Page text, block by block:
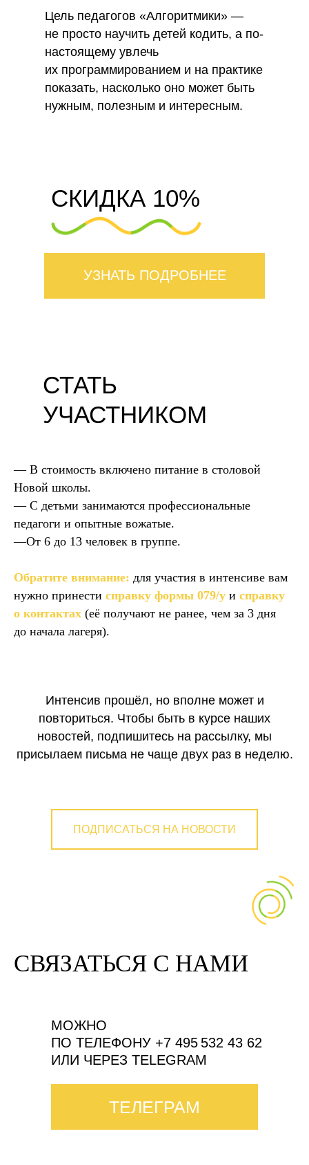
Цель педагогов «Алгоритмики» —
не просто научить детей кодить, а по-
настоящему увлечь
их программированием и на практике
показать, насколько оно может быть
нужным, полезным и интересным.
СКИДКА 10%
УЗНАТЬ ПОДРОБНЕЕ
СТАТЬ
УЧАСТНИКОМ
— В стоимость включено питание в столовой
Новой школы.
— С детьми занимаются профессиональные
педагоги и опытные вожатые.
—От 6 до 13 человек в группе.
Обратите внимание: для участия в интенсиве вам
нужно принести справку формы 079/у и справку
о контактах (её получают не ранее, чем за 3 дня
до начала лагеря).
Интенсив прошёл, но вполне может и
повториться. Чтобы быть в курсе наших
новостей, подпишитесь на рассылку, мы
присылаем письма не чаще двух раз в неделю.
ПОДПИСАТЬСЯ НА НОВОСТИ
СВЯЗАТЬСЯ С НАМИ
МОЖНО
ПО ТЕЛЕФОНУ +7 495 532 43 62
ИЛИ ЧЕРЕЗ TELEGRAM
ТЕЛЕГРАМ